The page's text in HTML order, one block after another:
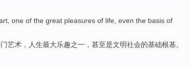
one of the great pleasures of life even the basis of
门艺术 ， 人生最大乐趣之一 ， 甚至是文明社会的基础根基。